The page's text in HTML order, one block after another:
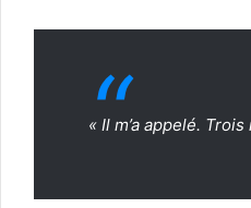
« Il m’a appelé.